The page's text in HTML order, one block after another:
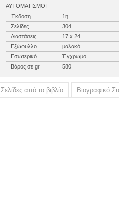
ΑΥΤΟΜΑΤΙΣΜΟΙ
Έκδοση
1η
Σελίδες
304
Διαστάσεις
17 x 24
Εξώφυλλο
μαλακό
Εσωτερικό
Έγχρωμο
Βάρος σε gr
580
Σελίδες από το βιβλίο Βιογραφικό